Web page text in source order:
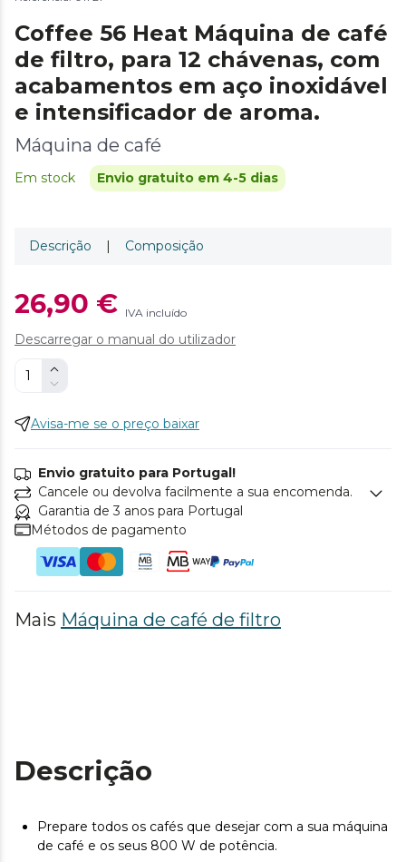
Coffee 56 Heat Máquina de café
de filtro, para 12 chávenas, com
acabamentos em aço inoxidável
e intensificador de aroma.
Máquina de café
Em stock Envio gratuito em 4-5 dias
Descrição | Composição
26,90 € IVA incluído
Descarregar o manual do utilizador
Avisa-me se o preço baixar
Envio gratuito para Portugal!
Cancele ou devolva facilmente a sua encomenda.
Garantia de 3 anos para Portugal
Métodos de pagamento
Mais Máquina de café de filtro
Descrição
Prepare todos os cafés que desejar com a sua máquina
de café e os seus 800 W de potência.